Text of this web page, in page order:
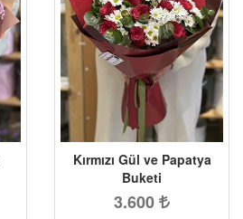
Kırmızı Gül ve Papatya
Buketi
3.600